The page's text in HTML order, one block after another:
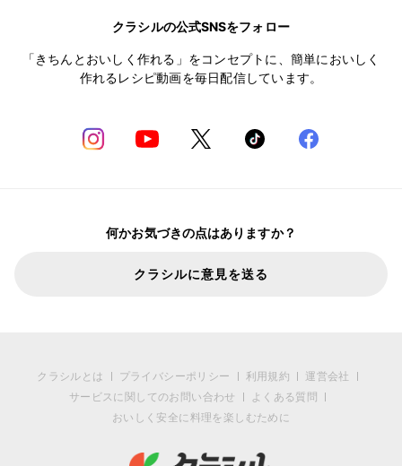
クラシルの公式SNSをフォロー
「きちんとおいしく作れる」をコンセプトに、簡単においしく
作れるレシピ動画を毎日配信しています。
何かお気づきの点はありますか？
クラシルに意見を送る
クラシルとは プライバシーポリシー 利用規約
運営会社
サービスに関してのお問い合わせ
よくある質問
おいしく安全に料理を楽しむために